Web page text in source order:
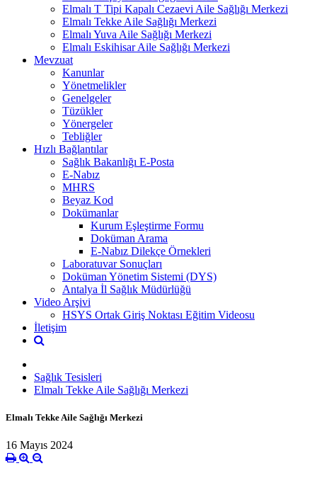
Elmalı T Tipi Kapalı Cezaevi Aile Sağlığı Merkezi
Elmalı Tekke Aile Sağlığı Merkezi
Elmalı Yuva Aile Sağlığı Merkezi
Elmalı Eskihisar Aile Sağlığı Merkezi
Mevzuat
Kanunlar
Yönetmelikler
Genelgeler
Tüzükler
Yönergeler
Tebliğler
Hızlı Bağlantılar
Sağlık Bakanlığı E-Posta
E-Nabız
MHRS
Beyaz Kod
Dokümanlar
Kurum Eşleştirme Formu
Doküman Arama
E-Nabız Dilekçe Örnekleri
Laboratuvar Sonuçları
Doküman Yönetim Sistemi (DYS)
Antalya İl Sağlık Müdürlüğü
Video Arşivi
HSYS Ortak Giriş Noktası Eğitim Videosu
İletişim
Sağlık Tesisleri
Elmalı Tekke Aile Sağlığı Merkezi
Elmalı Tekke Aile Sağlığı Merkezi
16 Mayıs 2024